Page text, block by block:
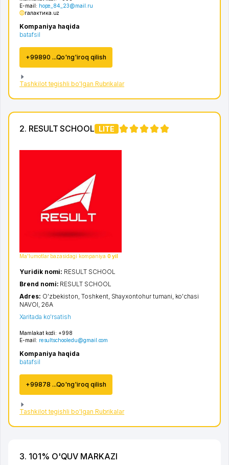
E-mail: hope_84_23@mail.ru
галактика.uz
Kompaniya haqida
batafsil
+99890 ...Qo'ng'iroq qilish
Tashkilot tegishli bo'lgan Rubrikalar
2. RESULT SCHOOL LITE
Ma'lumotlar bazasidagi kompaniya0 yil
Mamlakat kodi: +998
E-mail: resultschooledu@gmail.com
Kompaniya haqida
batafsil
+99878 ...Qo'ng'iroq qilish
Tashkilot tegishli bo'lgan Rubrikalar
Yuridik nomi: RESULT SCHOOL
Brend nomi: RESULT SCHOOL
Adres: O'zbekiston,Toshkent, Shayxontohur tumani, ko'chasi
NAVOI, 26А
Xaritada ko'rsatish
3. 101% O'QUV MARKAZI